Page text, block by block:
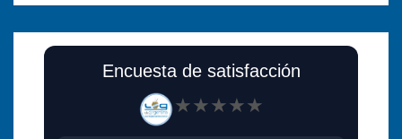
Encuesta de satisfacción
★
★
★
★
★